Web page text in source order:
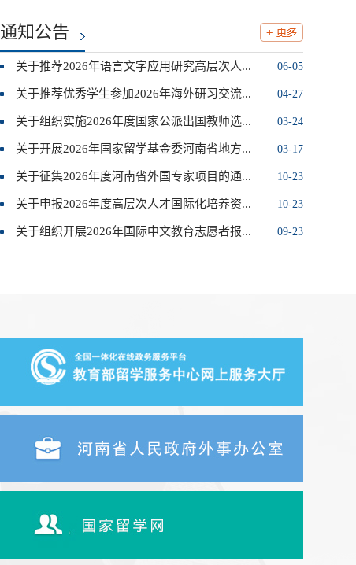
通知公告
06-05
关于推荐2026年语言文字应用研究高层次人...
04-27
关于推荐优秀学生参加2026年海外研习交流...
03-24
关于组织实施2026年度国家公派出国教师选...
03-17
关于开展2026年国家留学基金委河南省地方...
10-23
关于征集2026年度河南省外国专家项目的通...
10-23
关于申报2026年度高层次人才国际化培养资...
09-23
关于组织开展2026年国际中文教育志愿者报...